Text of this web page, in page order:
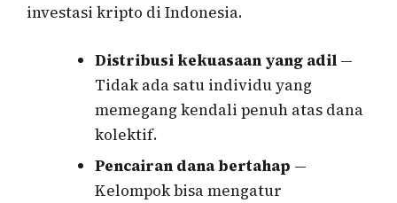
investasi kripto di Indonesia.
Distribusi kekuasaan yang adil—
Tidak ada satu individu yang
memegang kendali penuh atas dana
kolektif.
Pencairan dana bertahap —
Kelompok bisa mengatur